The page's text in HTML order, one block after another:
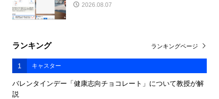
2026.08.07
ランキング
1 キャスター
バレンタインデー「健康志向チョコレート」について教授が解
説
ランキングページ